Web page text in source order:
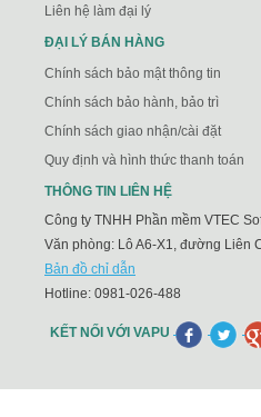
Liên hệ làm đại lý
ĐẠI LÝ BÁN HÀNG
Chính sách bảo mật thông tin
Chính sách bảo hành, bảo trì
Chính sách giao nhận/cài đặt
Quy định và hình thức thanh toán
THÔNG TIN LIÊN HỆ
Công ty TNHH Phần mềm VTEC
Văn phòng: Lô A6-X1, đường Liên
Bản đồ chỉ dẫn
Hotline: 0981-026-488
KẾT NỐI VỚI VAPU